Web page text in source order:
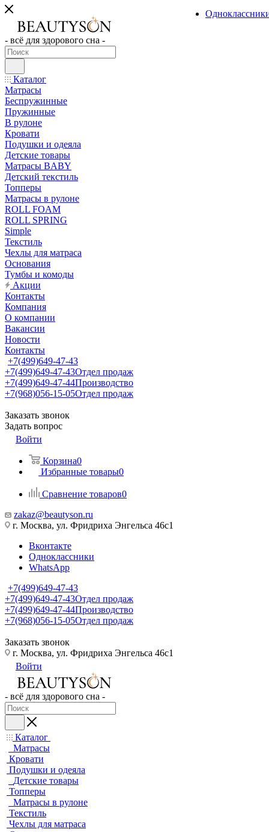
- всё для здорового сна -
Каталог
Матрасы
Беспружинные
Пружинные
В рулоне
Кровати
Подушки и одеяла
Детские товары
Матрасы BABY
Детский текстиль
Топперы
Матрасы в рулоне
ROLL FOAM
ROLL SPRING
Simple
Текстиль
Чехлы для матраса
Основания
Тумбы и комоды
Акции
Контакты
Компания
О компании
Вакансии
Новости
Контакты
+7(499)649-47-43
+7(499)649-47-43Отдел продаж
+7(499)649-47-44Производство
+7(968)056-15-05Отдел продаж
Заказать звонок
Задать вопрос
Войти
Корзина0
Избранные товары0
Сравнение товаров0
zakaz@beautyson.ru
г. Москва, ул. Фридриха Энгельса 46с1
Вконтакте
Одноклассники
WhatsApp
+7(499)649-47-43
+7(499)649-47-43Отдел продаж
+7(499)649-47-44Производство
+7(968)056-15-05Отдел продаж
Заказать звонок
г. Москва, ул. Фридриха Энгельса 46с1
Войти
- всё для здорового сна -
Каталог
Матрасы
Кровати
Подушки и одеяла
Детские товары
Топперы
Матрасы в рулоне
Текстиль
Чехлы для матраса